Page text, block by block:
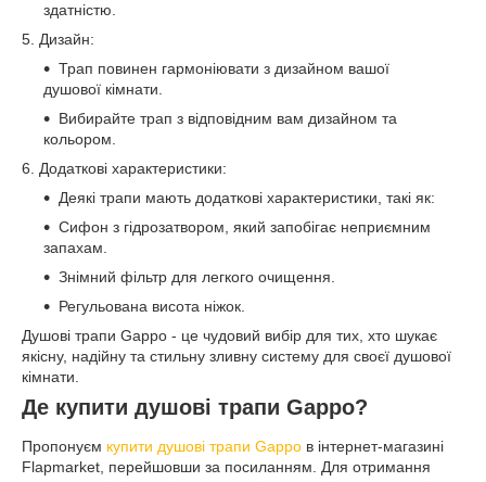
здатністю.
5. Дизайн:
Трап повинен гармоніювати з дизайном вашої
душової кімнати.
Вибирайте трап з відповідним вам дизайном та
кольором.
6. Додаткові характеристики:
Деякі трапи мають додаткові характеристики, такі як:
Сифон з гідрозатвором, який запобігає неприємним
запахам.
Знімний фільтр для легкого очищення.
Регульована висота ніжок.
Душові трапи Gappo - це чудовий вибір для тих, хто шукає
якісну, надійну та стильну зливну систему для своєї душової
кімнати.
Де купити душові трапи Gappo?
Пропонуєм купити душові трапи Gappo в інтернет-магазині
Flapmarket, перейшовши за посиланням. Для отримання